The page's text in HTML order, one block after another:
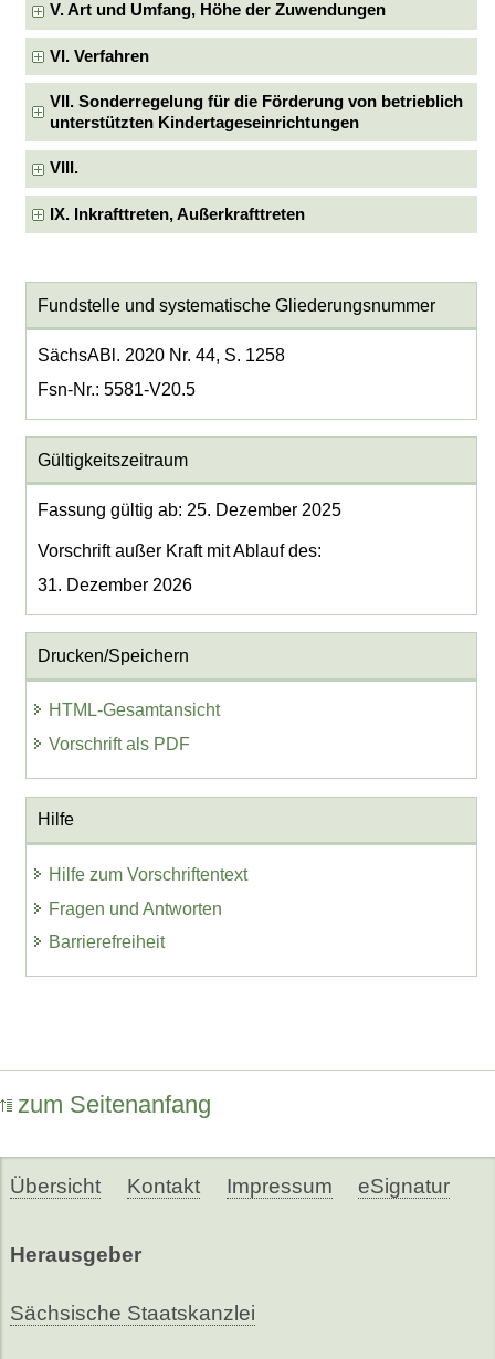
V. Art und Umfang, Höhe der Zuwendungen
VI. Verfahren
VII. Sonderregelung für die Förderung von betrieblich
unterstützten Kindertageseinrichtungen
VIII.
IX. Inkrafttreten, Außerkrafttreten
Fundstelle und systematische Gliederungsnummer
SächsABl. 2020 Nr. 44, S. 1258
Fsn-Nr.: 5581-V20.5
Gültigkeitszeitraum
Fassung gültig ab: 25. Dezember 2025
Vorschrift außer Kraft mit Ablauf des:
31. Dezember 2026
Drucken/Speichern
HTML-Gesamtansicht
Vorschrift als PDF
Hilfe
Hilfe zum Vorschriftentext
Fragen und Antworten
Barrierefreiheit
zum Seitenanfang
Übersicht Kontakt Impressum eSignatur
Herausgeber
Sächsische Staatskanzlei